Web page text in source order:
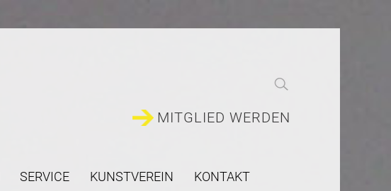
MITGLIED WERDEN
SERVICE KUNSTVEREIN KONTAKT